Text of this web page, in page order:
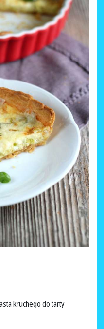
kruchego do tarty